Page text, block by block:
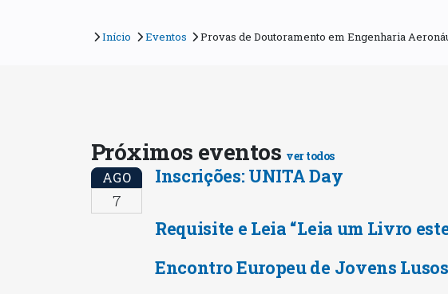
Início Eventos Provas de Doutoramento em Engenharia
Próximos eventos ver todos
AGO
7
Inscrições: UNITA Day
Requisite e Leia “Leia um Livro
Encontro Europeu de Jovens Lusos